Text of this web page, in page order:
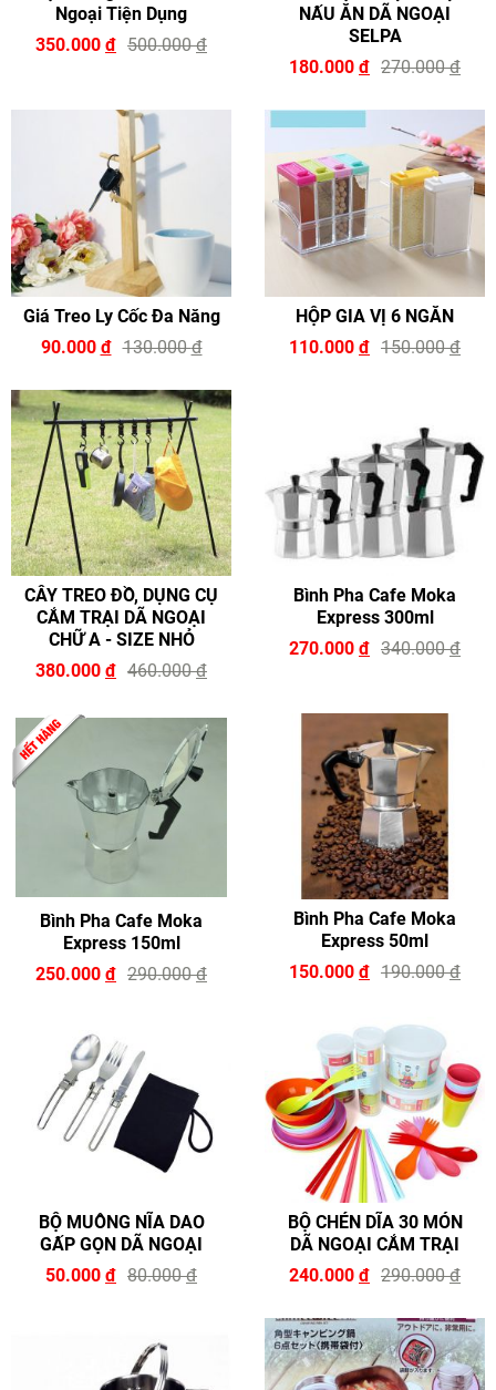
Ngoại Tiện Dụng
350.000 đ 500.000đ
NẤU ĂN DÃ NGOẠI
SELPA
180.000 đ 270.000đ
Giá Treo Ly Cốc Đa Năng
90.000 đ 130.000đ
HỘP GIA VỊ 6 NGĂN
110.000 đ 150.000đ
CÂY TREO ĐỒ, DỤNG CỤ
CẮM TRẠI DÃ NGOẠI
CHỮ A - SIZE NHỎ
380.000 đ 460.000đ
Bình Pha Cafe Moka
Express 300ml
270.000 đ 340.000đ
Bình Pha Cafe Moka
Express 150ml
250.000 đ 290.000đ
Bình Pha Cafe Moka
Express 50ml
150.000 đ 190.000đ
BỘ MUỖNG NĨA DAO
GẤP GỌN DÃ NGOẠI
50.000 đ 80.000đ
BỘ CHÉN DĨA 30 MÓN
DÃ NGOẠI CẮM TRẠI
240.000 đ 290.000đ